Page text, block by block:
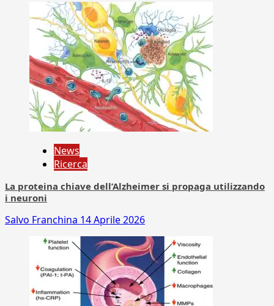
News
Ricerca
La proteina chiave dell’Alzheimer si propaga utilizzando
i neuroni
Salvo Franchina 14 Aprile 2026